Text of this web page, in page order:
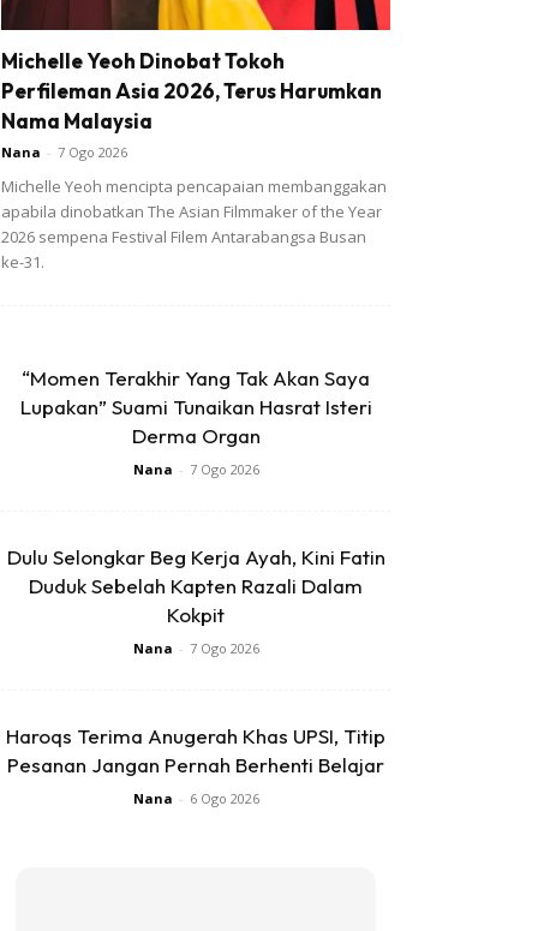
Michelle Yeoh Dinobat Tokoh
Perfileman Asia 2026, Terus Harumkan
Nama Malaysia
Nana - 7 Ogo 2026
Michelle Yeoh mencipta pencapaian membanggakan
apabila dinobatkan The Asian Filmmaker of the Year
2026 sempena Festival Filem Antarabangsa Busan
ke-31.
“Momen Terakhir Yang Tak Akan Saya
Lupakan” Suami Tunaikan Hasrat Isteri
Derma Organ
Nana - 7 Ogo 2026
Dulu Selongkar Beg Kerja Ayah, Kini Fatin
Duduk Sebelah Kapten Razali Dalam
Kokpit
Nana - 7 Ogo 2026
Haroqs Terima Anugerah Khas UPSI, Titip
Pesanan Jangan Pernah Berhenti Belajar
Nana - 6 Ogo 2026